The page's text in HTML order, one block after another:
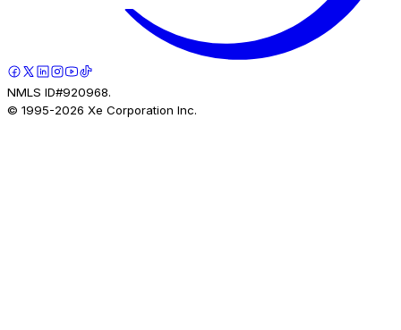
NMLS ID#920968.
© 1995-2026 Xe Corporation Inc.